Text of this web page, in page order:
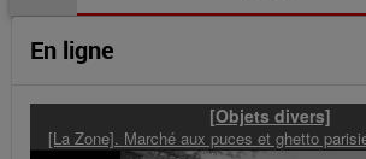
En ligne